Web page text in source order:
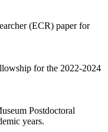
(ECR) paper for
for the 2022-2024
Postdoctoral
years.